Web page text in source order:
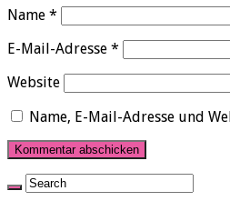
Name *
E-Mail-Adresse *
Website
Name, E-Mail-Adresse und